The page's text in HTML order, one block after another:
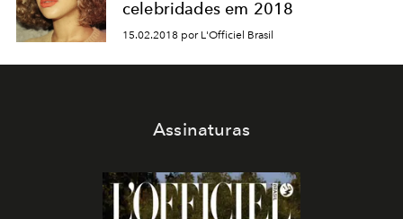
celebridades em 2018
15.02.2018 por L'Officiel Brasil
Assinaturas